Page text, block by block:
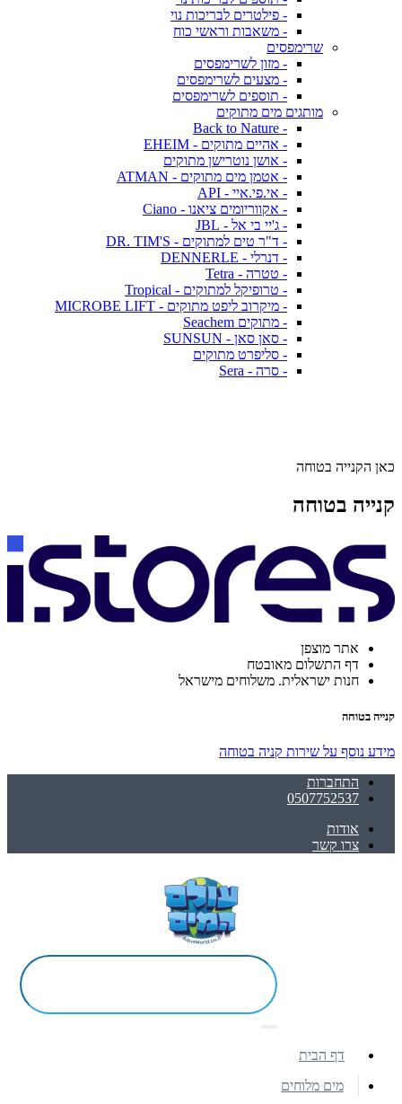
- פילטרים לבריכות נוי
- משאבות וראשי כוח
שרימפסים
- מזון לשרימפסים
- מצעים לשרימפסים
- תוספים לשרימפסים
מותגים מים מתוקים
- Back to Nature
- אהיים מתוקים - EHEIM
- אושן נוטרישן מתוקים
- אטמן מים מתוקים - ATMAN
- אי.פי.איי - API
- אקווריומים ציאנו - Ciano
- ג'יי בי אל - JBL
- ד"ר טים למתוקים - DR. TIM'S
- דנרלי - DENNERLE
- טטרה - Tetra
- טרופיקל למתוקים - Tropical
- מיקרוב ליפט מתוקים - MICROBE LIFT
- מתוקים Seachem
- סאן סאן - SUNSUN
- סליפרט מתוקים
- סרה - Sera
כאן הקנייה בטוחה
קנייה בטוחה
אתר מוצפן
דף התשלום מאובטח
חנות ישראלית. משלוחים מישראל
קנייה בטוחה
מידע נוסף על שירות קניה בטוחה
התחברות
0507752537
אודות
צרו קשר
דף הבית
מים מלוחים